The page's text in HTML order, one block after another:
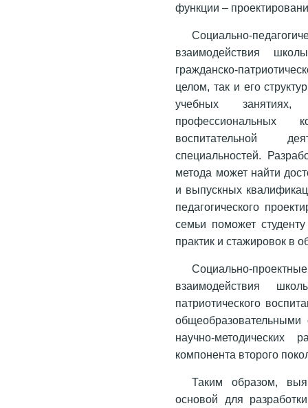
функции –
Социально-
взаимодействия
гражданско-
целом, так и его
учебных
профессиональных
воспитательной
специальностей.
метода может найти
и выпускных
педагогического
семьи поможет
практик и стажировок в
Социально-
взаимодействия
патриотического
научно-методических
компонента второго
Таким образом,
основой для